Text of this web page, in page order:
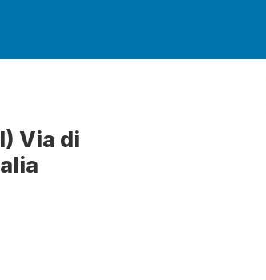
Via di